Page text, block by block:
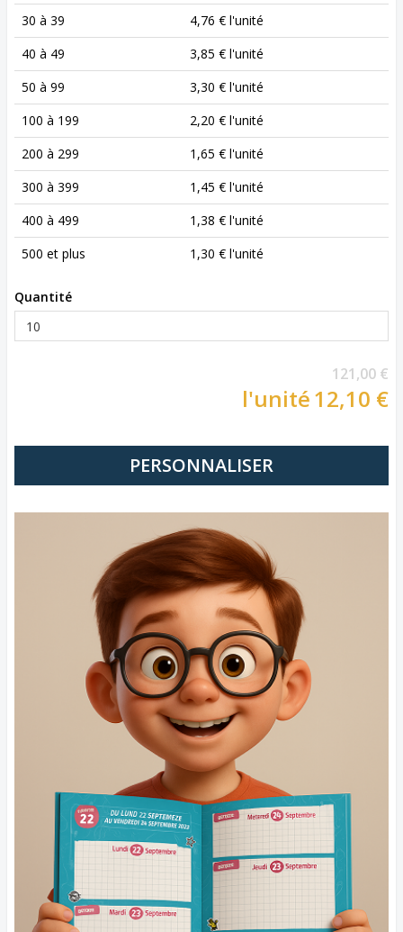
30 à 39
4,76 € l'unité
40 à 49
3,85 € l'unité
50 à 99
3,30 € l'unité
100 à 199
2,20 € l'unité
200 à 299
1,65 € l'unité
300 à 399
1,45 € l'unité
400 à 499
1,38 € l'unité
500 et plus
1,30 € l'unité
Quantité
121,00 €
l'unité12,10 €